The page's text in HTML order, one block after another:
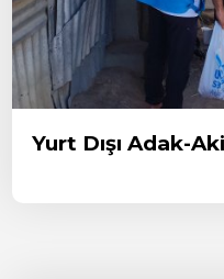
Yurt Dışı Adak-